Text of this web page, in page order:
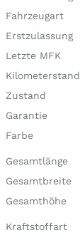
Fahrzeugart
Erstzulassung
Letzte MFK
Kilometerstand
Zustand
Garantie
Farbe
Gesamtlänge
Gesamtbreite
Gesamthöhe
Kraftstoffart